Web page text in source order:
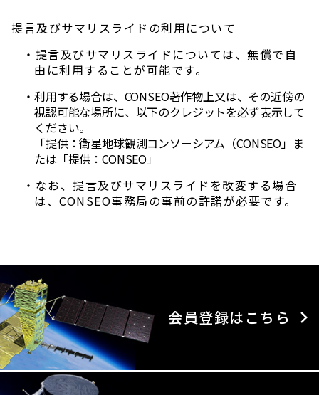
提言及びサマリスライドの利用について
・提言及びサマリスライドについては、無償で自
由に利用することが可能です。
・利用する場合は、CONSEO著作物上又は、その近傍の
視認可能な場所に、以下のクレジットを必ず表示して
ください。
「提供：衛星地球観測コンソーシアム（CONSEO」ま
たは「提供：CONSEO」
・なお、提言及びサマリスライドを改変する場合
は、CONSEO事務局の事前の許諾が必要です。
会員登録はこちら